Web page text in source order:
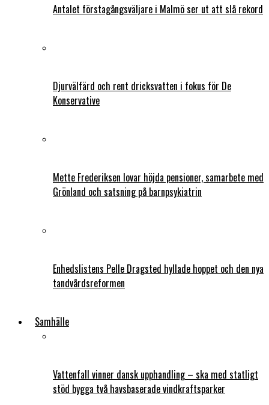
Antalet förstagångsväljare i Malmö ser ut att slå rekord
Djurvälfärd och rent dricksvatten i fokus för De
Konservative
Mette Frederiksen lovar höjda pensioner, samarbete med
Grönland och satsning på barnpsykiatrin
Enhedslistens Pelle Dragsted hyllade hoppet och den nya
tandvårdsreformen
Samhälle
Vattenfall vinner dansk upphandling – ska med statligt
stöd bygga två havsbaserade vindkraftsparker